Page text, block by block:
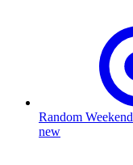
Random Weekend
new